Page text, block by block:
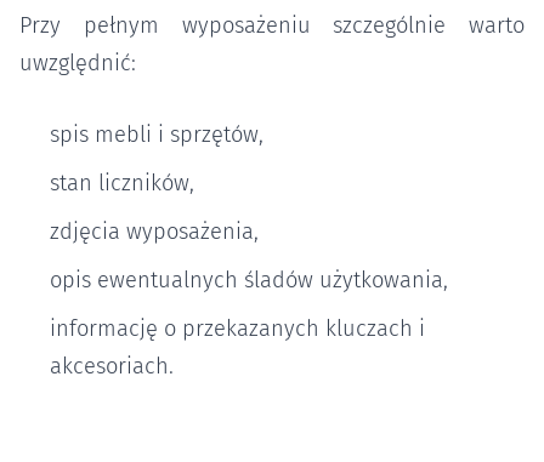
Przy pełnym wyposażeniu szczególnie warto
uwzględnić:
spis mebli i sprzętów,
stan liczników,
zdjęcia wyposażenia,
opis ewentualnych śladów użytkowania,
informację o przekazanych kluczach i
akcesoriach.